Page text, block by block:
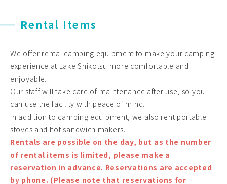
Rental Items
We offer rental camping equipment to make your camping
experience at Lake Shikotsu more comfortable and
enjoyable.
Our staff will take care of maintenance after use, so you
can use the facility with peace of mind.
In addition to camping equipment, we also rent portable
stoves and hot sandwich makers.
Rentals are possible on the day, but as the number
of rental items is limited, please make a
reservation in advance. Reservations are accepted
by phone. (Please note that reservations for